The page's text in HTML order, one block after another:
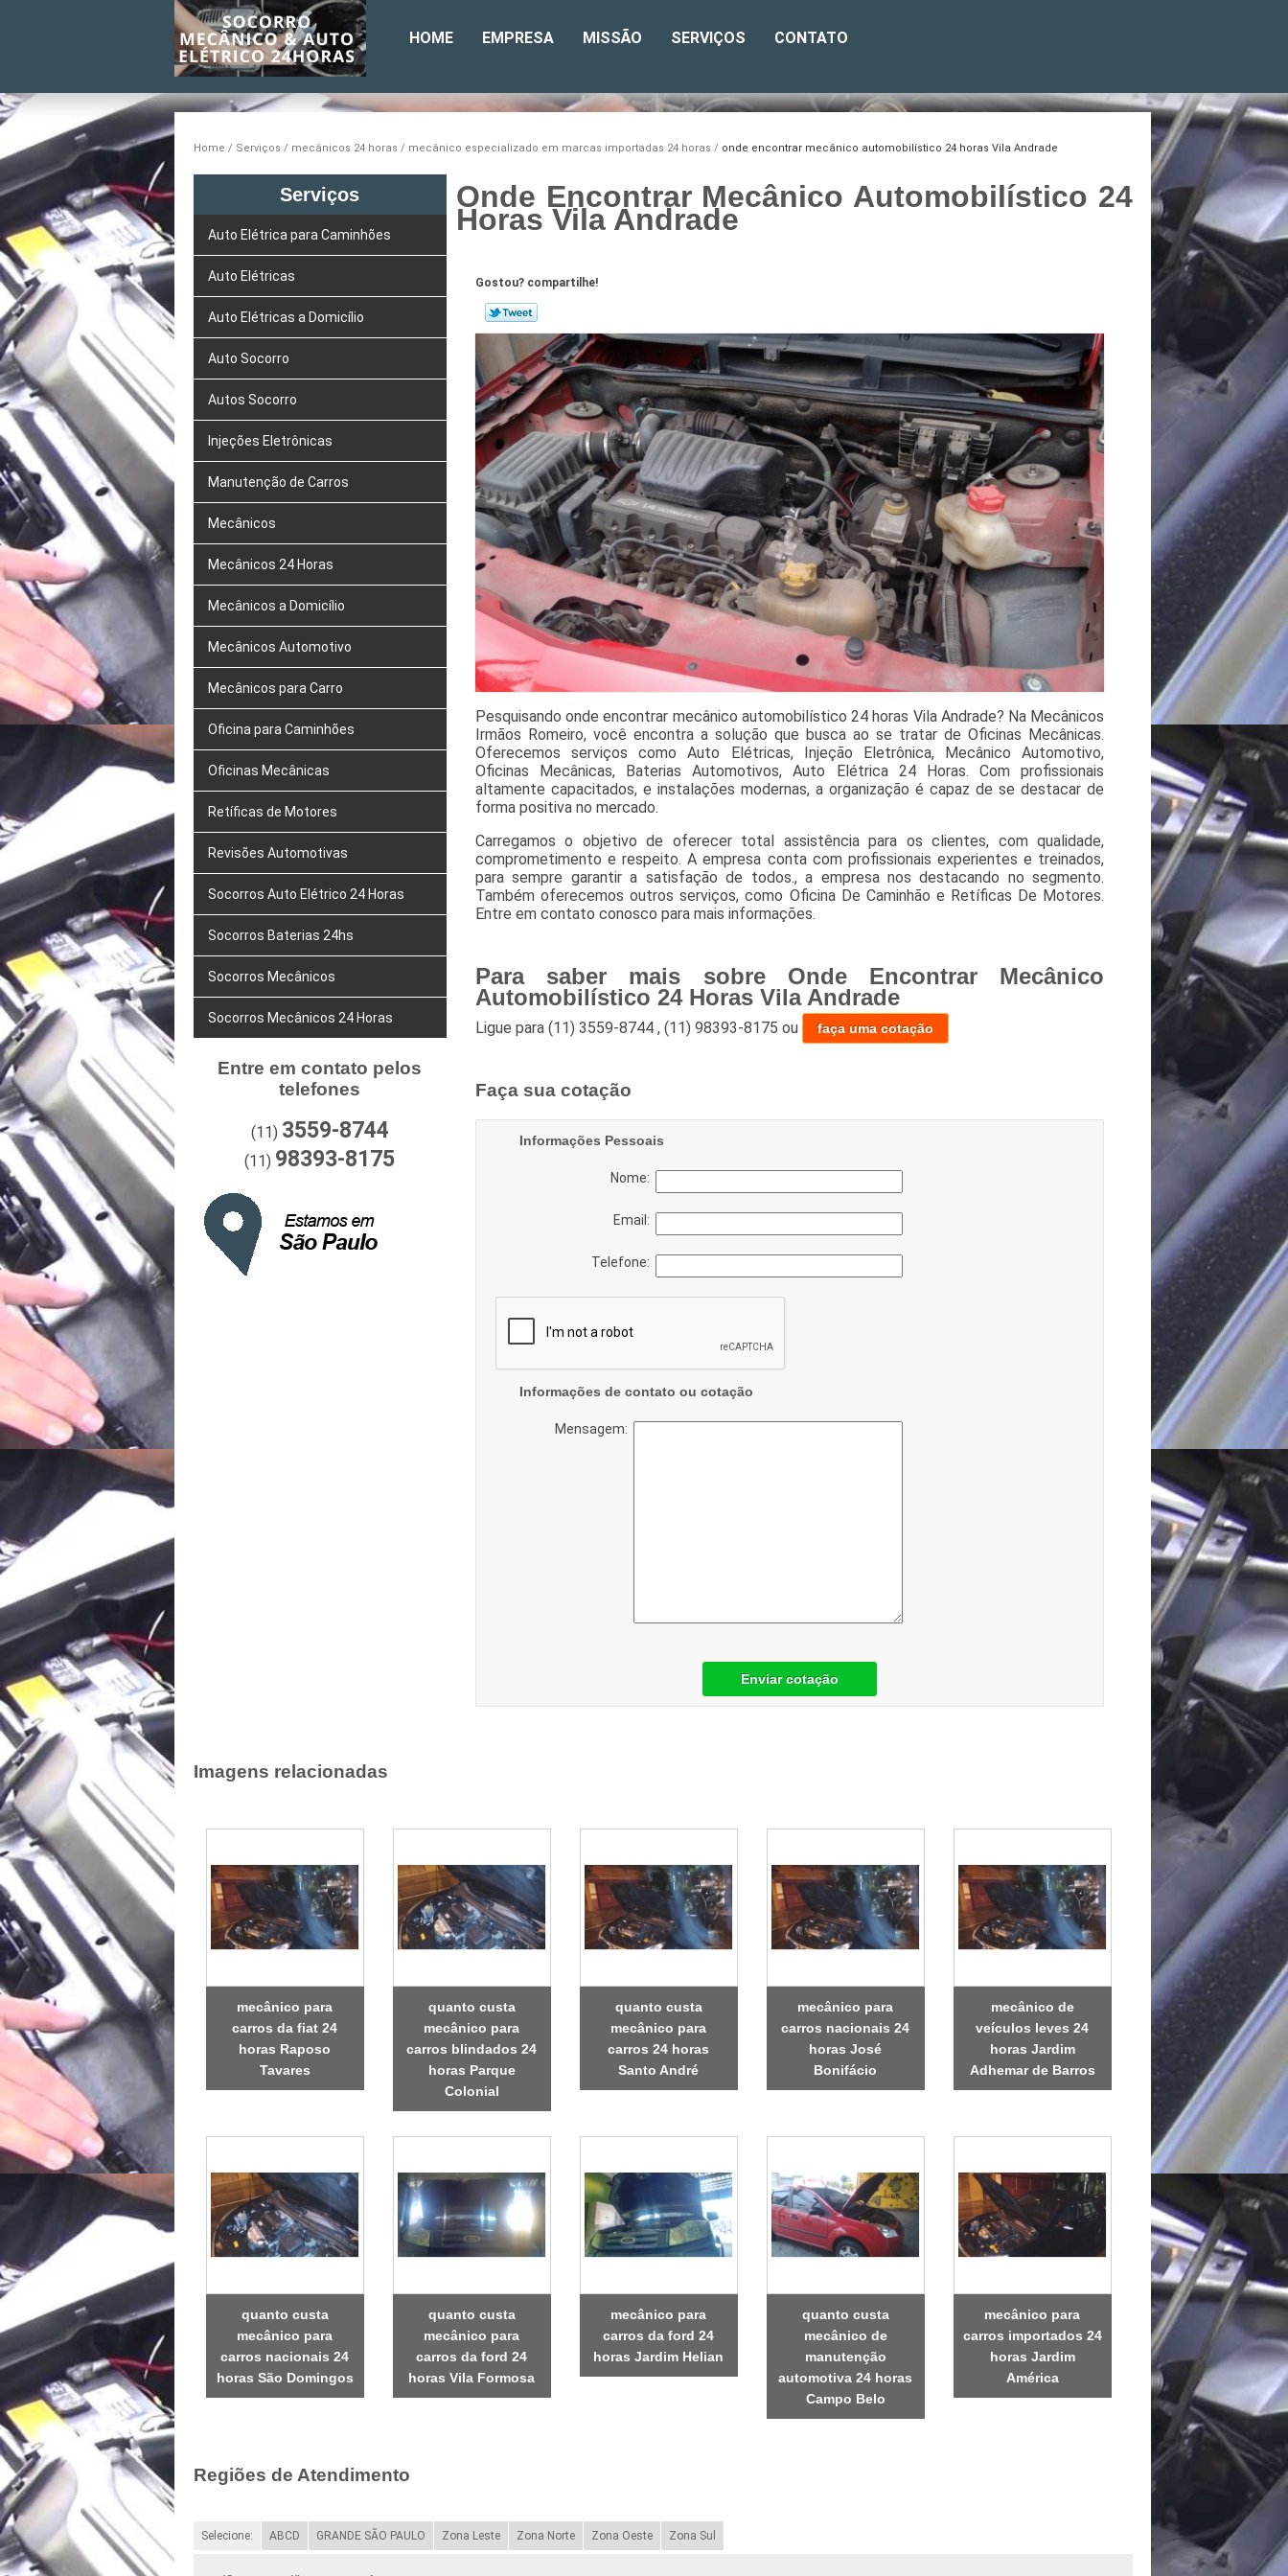
HOME EMPRESA MISSÃO SERVIÇOS CONTATO
Home Serviços mecânicos 24 horas mecânico especializado em marcas importadas 24 horas onde encontrar mecânico automobilístico 24 horas Vila Andrade
Serviços
Auto Elétrica para Caminhões
Auto Elétricas
Auto Elétricas a Domicílio
Auto Socorro
Autos Socorro
Injeções Eletrônicas
Manutenção de Carros
Mecânicos
Mecânicos 24 Horas
Mecânicos a Domicílio
Mecânicos Automotivo
Mecânicos para Carro
Oficina para Caminhões
Oficinas Mecânicas
Retíficas de Motores
Revisões Automotivas
Socorros Auto Elétrico 24 Horas
Socorros Baterias 24hs
Socorros Mecânicos
Socorros Mecânicos 24 Horas
Entre em contato pelos
telefones
(11) 3559-8744
(11) 98393-8175
Onde Encontrar Mecânico Automobilístico 24
Horas Vila Andrade
Gostou? compartilhe!
Pesquisando onde encontrar mecânico automobilístico 24 horas Vila Andrade? Na Mecânicos
Irmãos Romeiro, você encontra a solução que busca ao se tratar de Oficinas Mecânicas.
Oferecemos serviços como Auto Elétricas, Injeção Eletrônica, Mecânico Automotivo,
Oficinas Mecânicas, Baterias Automotivos, Auto Elétrica 24 Horas. Com profissionais
altamente capacitados, e instalações modernas, a organização é capaz de se destacar de
forma positiva no mercado.
Carregamos o objetivo de oferecer total assistência para os clientes, com qualidade,
comprometimento e respeito. A empresa conta com profissionais experientes e treinados,
para sempre garantir a satisfação de todos., a empresa nos destacando no segmento.
Também oferecemos outros serviços, como Oficina De Caminhão e Retíficas De Motores.
Entre em contato conosco para mais informações.
Para saber mais sobre Onde Encontrar Mecânico
Automobilístico 24 Horas Vila Andrade
Ligue para (11) 3559-8744 , (11) 98393-8175 ou faça uma cotação
Faça sua cotação
Informações Pessoais
Nome:
Email:
Telefone:
Informações de contato ou cotação
Mensagem:
Enviar cotação
Imagens relacionadas
mecânico para
carros da fiat 24
horas Raposo
Tavares
quanto custa
mecânico para
carros blindados 24
horas Parque
Colonial
quanto custa
mecânico para
carros 24 horas
Santo André
mecânico para
carros nacionais 24
horas José
Bonifácio
mecânico de
veículos leves 24
horas Jardim
Adhemar de Barros
quanto custa
mecânico para
carros nacionais 24
horas São Domingos
quanto custa
mecânico para
carros da ford 24
horas Vila Formosa
mecânico para
carros da ford 24
horas Jardim Helian
quanto custa
mecânico de
manutenção
automotiva 24 horas
Campo Belo
mecânico para
carros importados 24
horas Jardim
América
Regiões de Atendimento
Selecione: ABCD GRANDE SÃO PAULO Zona Leste Zona Norte Zona Oeste Zona Sul